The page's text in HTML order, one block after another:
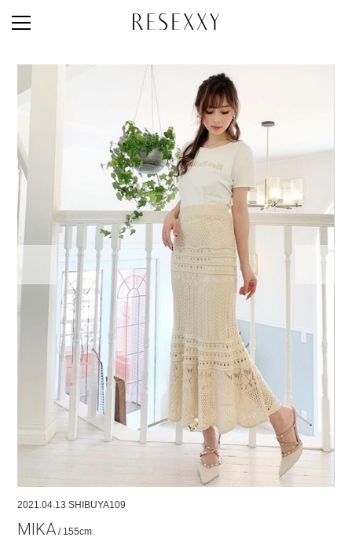
2021.04.13 SHIBUYA109
MIKA / 155cm
NEW ARRIVAL
STYLE PHOTO
ACCOUNT
SHOP LIST
CONCEPT
ONLINE STORE
COMPANY
CONTACT